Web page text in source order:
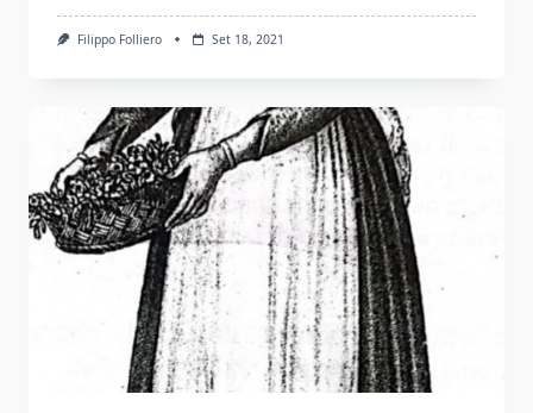
Filippo Folliero Set 18, 2021